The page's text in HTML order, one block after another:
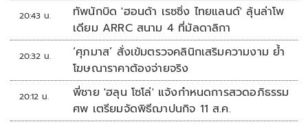
20:43 น.
ทัพนักบิด 'ฮอนด้า เรซซิ่ง ไทยแลนด์' ลุ้นล่าโพ
เดียม ARRC สนาม 4 ที่มัลดาลิกา
20:32 น.
‘ศุภมาส’ สั่งเข้มตรวจคลินิกเสริมความงาม ย้ำ
โฆษณาราคาต้องจ่ายจริง
20:12 น.
พี่ชาย 'ฮลุน โซโล่' แจ้งกำหนดการสวดอภิธรรม
ศพ เตรียมจัดพิธีฌาปนกิจ 11 ส.ค.